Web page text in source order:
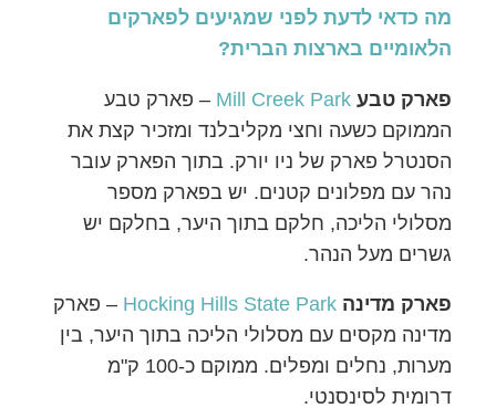
מה כדאי לדעת לפני שמגיעים לפארקים
הלאומיים בארצות הברית?
פארק טבע Mill Creek Park – פארק טבע
הממוקם כשעה וחצי מקליבלנד ומזכיר קצת את
הסנטרל פארק של ניו יורק. בתוך הפארק עובר
נהר עם מפלונים קטנים. יש בפארק מספר
מסלולי הליכה, חלקם בתוך היער, בחלקם יש
גשרים מעל הנהר.
פארק מדינה Hocking Hills State Park – פארק
מדינה מקסים עם מסלולי הליכה בתוך היער, בין
מערות, נחלים ומפלים. ממוקם כ-100 ק"מ
דרומית לסינסנטי.